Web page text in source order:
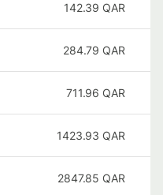
142.39 QAR
284.79 QAR
711.96 QAR
1423.93 QAR
2847.85 QAR